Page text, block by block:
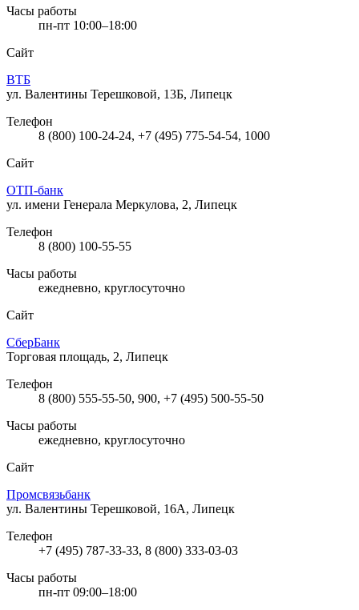
Часы работы
пн-пт 10:00–18:00
Сайт
ВТБ
ул. Валентины Терешковой, 13Б, Липецк
Телефон
8 (800) 100-24-24, +7 (495) 775-54-54, 1000
Сайт
ОТП-банк
ул. имени Генерала Меркулова, 2, Липецк
Телефон
8 (800) 100-55-55
Часы работы
ежедневно, круглосуточно
Сайт
СберБанк
Торговая площадь, 2, Липецк
Телефон
8 (800) 555-55-50, 900, +7 (495) 500-55-50
Часы работы
ежедневно, круглосуточно
Сайт
Промсвязьбанк
ул. Валентины Терешковой, 16А, Липецк
Телефон
+7 (495) 787-33-33, 8 (800) 333-03-03
Часы работы
пн-пт 09:00–18:00